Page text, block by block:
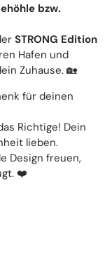
bzw.
STRONG Edition
Hafen und
Zuhause. 🏡
für deinen
Richtige! Dein
lieben.
Design freuen,
❤️